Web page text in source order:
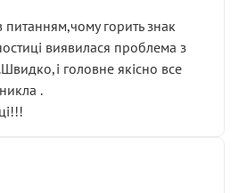
питанням,чому горить знак
виявилася проблема з
головне якісно все
.